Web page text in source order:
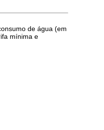
de água (em
mínima e